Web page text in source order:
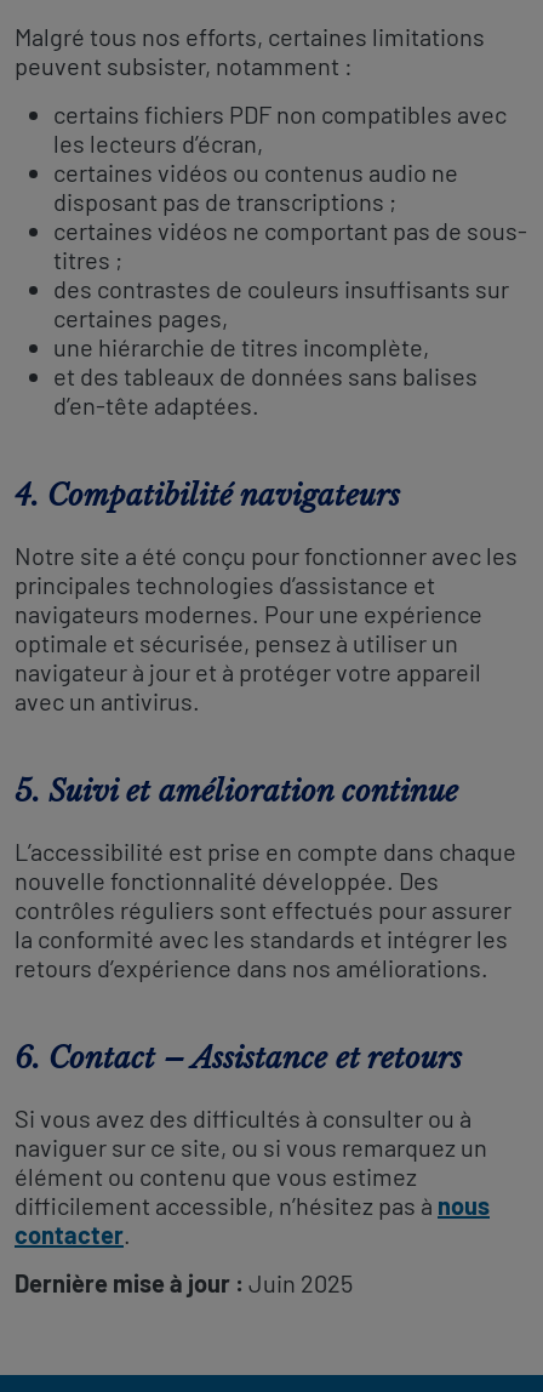
Malgré tous nos efforts, certaines limitations
peuvent subsister, notamment :
certains fichiers PDF non compatibles avec
les lecteurs d’écran,
certaines vidéos ou contenus audio ne
disposant pas de transcriptions ;
certaines vidéos ne comportant pas de sous-
titres ;
des contrastes de couleurs insuffisants sur
certaines pages,
une hiérarchie de titres incomplète,
et des tableaux de données sans balises
d’en-tête adaptées.
4. Compatibilité navigateurs
Notre site a été conçu pour fonctionner avec les
principales technologies d’assistance et
navigateurs modernes. Pour une expérience
optimale et sécurisée, pensez à utiliser un
navigateur à jour et à protéger votre appareil
avec un antivirus.
5. Suivi et amélioration continue
L’accessibilité est prise en compte dans chaque
nouvelle fonctionnalité développée. Des
contrôles réguliers sont effectués pour assurer
la conformité avec les standards et intégrer les
retours d’expérience dans nos améliorations.
6. Contact – Assistance et retours
Si vous avez des difficultés à consulter ou à
naviguer sur ce site, ou si vous remarquez un
élément ou contenu que vous estimez
difficilement accessible, n’hésitez pas à nous
contacter.
Dernière mise à jour : Juin 2025